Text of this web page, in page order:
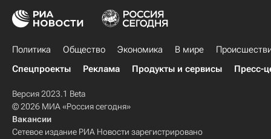
Политика Общество Экономика В мире
Спецпроекты
Реклама Продукты и сервисы Пресс-
Версия 2023.1 Beta
© 2026 МИА «Россия сегодня»
Вакансии
Сетевое издание РИА Новости зарегистрировано